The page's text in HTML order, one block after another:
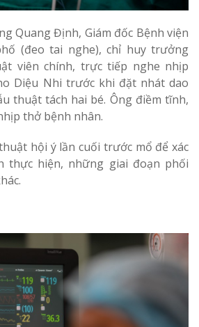
Quang Định, Giám đốc Bệnh viện
(đeo tai nghe), chỉ huy trưởng
viên chính, trực tiếp nghe nhịp
Diệu Nhi trước khi đặt nhát dao
thuật tách hai bé. Ông điềm tĩnh,
thở bệnh nhân.
hội ý lần cuối trước mổ để xác
thực hiện, những giai đoạn phối